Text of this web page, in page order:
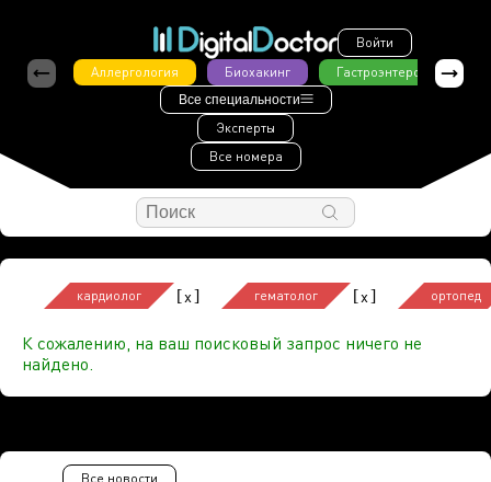
Войти
Аллергология
Биохакинг Гастроэнтерология
Все специальности
Эксперты
Все номера
кардиолог [x] гематолог [x] ортопед
К сожалению, на ваш поисковый запрос ничего не
найдено.
Все новости